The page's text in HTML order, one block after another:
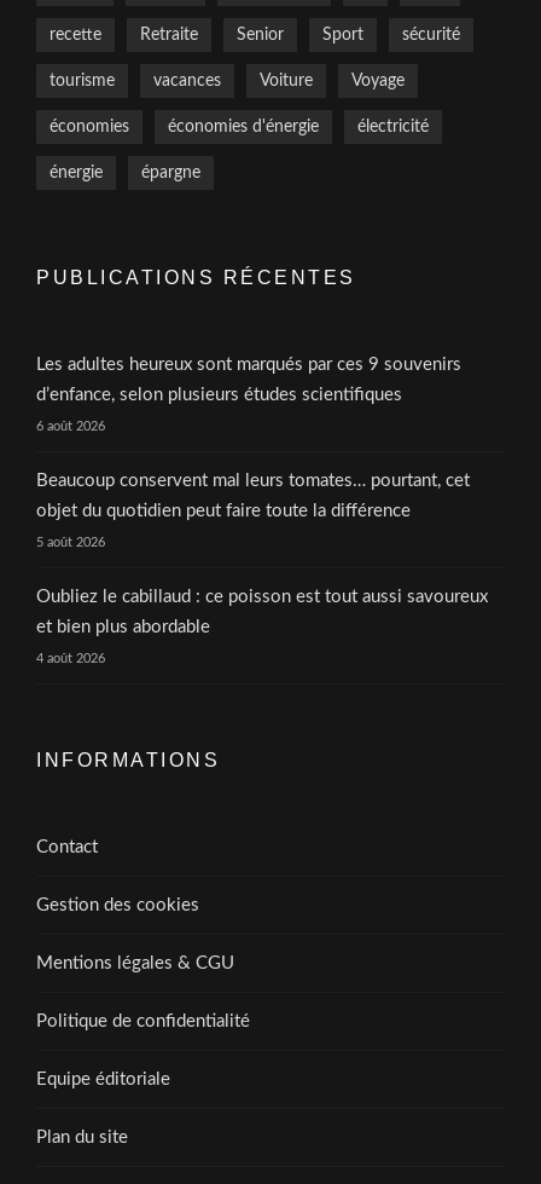
recette Retraite Senior Sport sécurité
tourisme vacances Voiture Voyage
économies économies d'énergie électricité
énergie épargne
PUBLICATIONS RÉCENTES
Les adultes heureux sont marqués par ces 9 souvenirs
d’enfance, selon plusieurs études scientifiques
6 août 2026
Beaucoup conservent mal leurs tomates… pourtant, cet
objet du quotidien peut faire toute la différence
5 août 2026
Oubliez le cabillaud : ce poisson est tout aussi savoureux
et bien plus abordable
4 août 2026
INFORMATIONS
Contact
Gestion des cookies
Mentions légales & CGU
Politique de confidentialité
Equipe éditoriale
Plan du site